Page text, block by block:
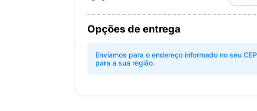
Opções de entrega
Enviamos para o endereço informado no seu
para a sua região.